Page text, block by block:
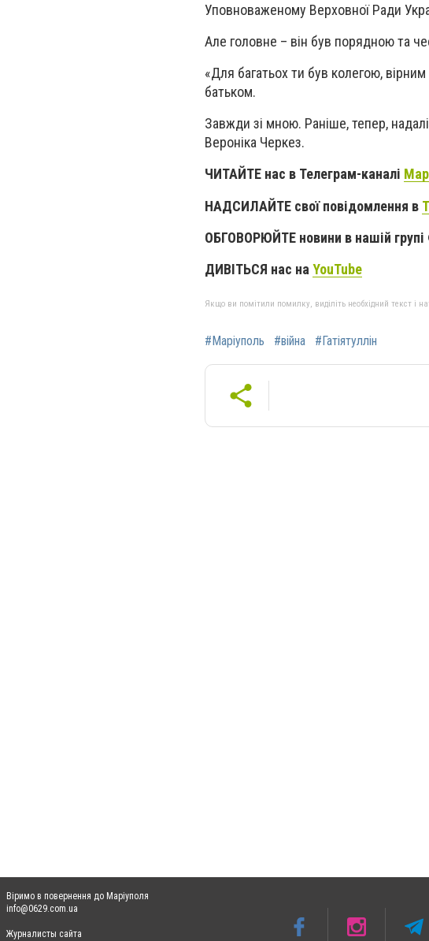
Уповноваженому Верховної Ради
Але головне – він був порядною та
«Для багатьох ти був колегою,
батьком.
Завжди зі мною. Раніше, тепер,
Вероніка Черкез.
ЧИТАЙТЕ нас в Телеграм-каналі
НАДСИЛАЙТЕ свої повідомлення в
ОБГОВОРЮЙТЕ новини в нашій групі
ДИВІТЬСЯ нас на YouTube
Якщо ви помітили помилку, виділіть необхідний текст і
#Маріуполь #війна #Гатіятуллін
Віримо в повернення до Маріуполя
info@0629.com.ua
Журналисты сайта